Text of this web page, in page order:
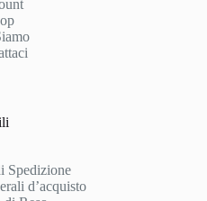
Spedizione
d’acquisto